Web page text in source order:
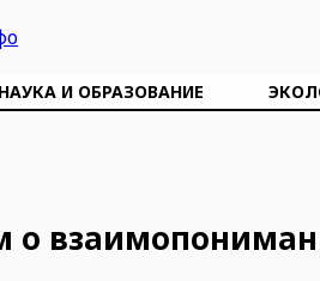
НАУКА И ОБРАЗОВАНИЕ
о